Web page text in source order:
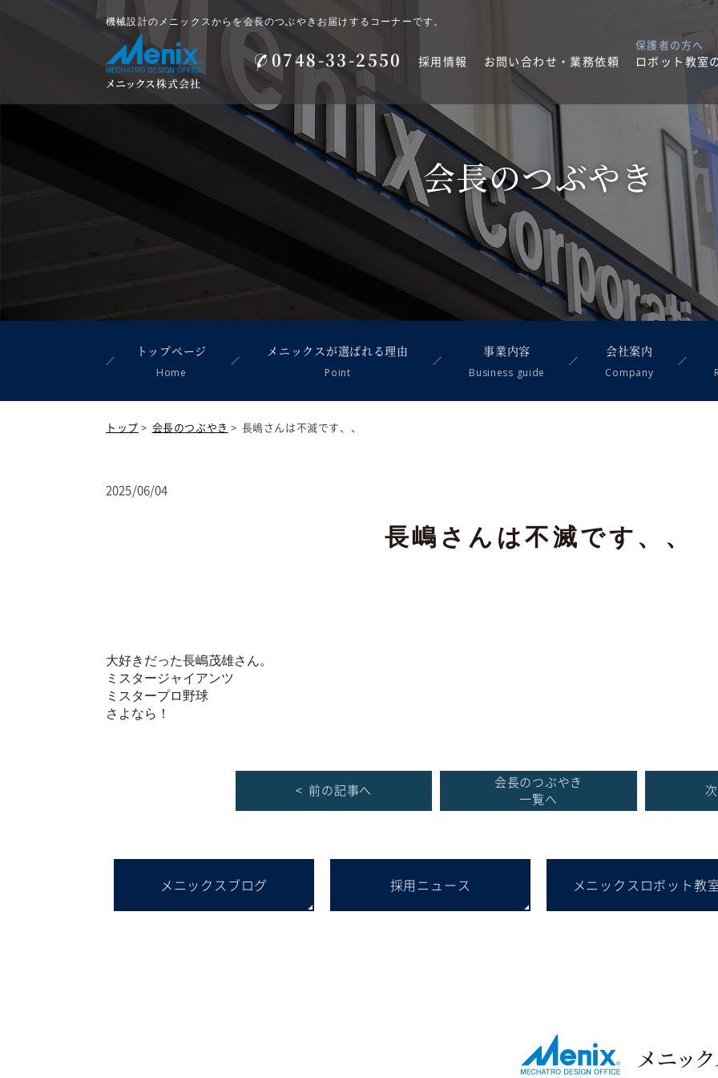
機械設計のメニックスからを会長のつぶやきお届けするコーナーです。
0748-33-2550 採用情報 お問い合わせ・業務依頼
保護者の方へ
ロボット教室
会長のつぶやき
トップページ
Home
メニックスが選ばれる理由
Point
事業内容
Business guide
会社案内
Company
トップ > 会長のつぶやき > 長嶋さんは不滅です、、
2025/06/04
長嶋さんは不滅です、、
大好きだった長嶋茂雄さん。
ミスタージャイアンツ
ミスタープロ野球
さよなら！
< 前の記事へ
会長のつぶやき
一覧へ
メニックスブログ 採用ニュース メニックスロボット教